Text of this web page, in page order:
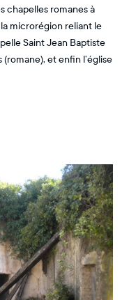
chapelles romanes à
microrégion reliant le
Saint Jean Baptiste
et enfin l’église